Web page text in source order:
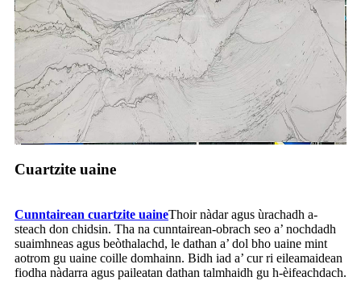
Cuartzite uaine
Cunntairean cuartzite uaineThoir nàdar agus ùrachadh a-
steach don chidsin. Tha na cunntairean-obrach seo a’ nochdadh
suaimhneas agus beòthalachd, le dathan a’ dol bho uaine mint
aotrom gu uaine coille domhainn. Bidh iad a’ cur ri eileamaidean
fiodha nàdarra agus paileatan dathan talmhaidh gu h-èifeachdach.